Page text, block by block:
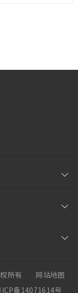
所有
网站地图
ICP备14071614号